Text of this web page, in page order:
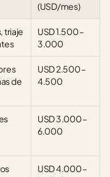
(USD/mes)
triaje
USD 1.500 –
3.000
de
USD 2.500 –
4.500
USD 3.000 –
6.000
USD 4.000 –